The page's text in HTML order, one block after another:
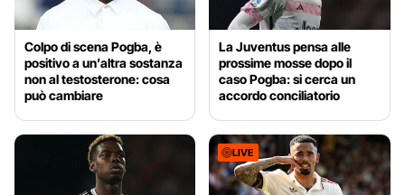
Colpo di scena Pogba, è
positivo a un’altra sostanza
non al testosterone: cosa
può cambiare
La Juventus pensa alle
prossime mosse dopo il
caso Pogba: si cerca un
accordo conciliatorio
LIVE